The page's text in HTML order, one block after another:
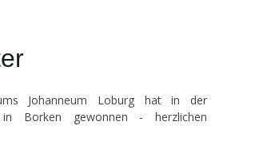
Johanneum Loburg hat in der
Borken gewonnen - herzlichen